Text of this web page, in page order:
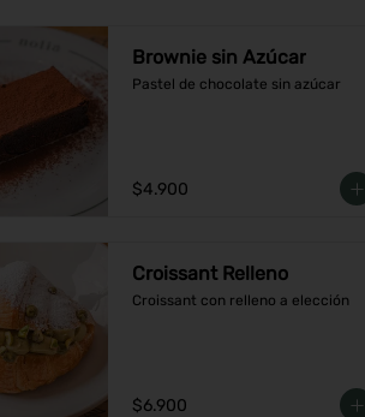
Brownie sin Azúcar
Pastel de chocolate sin azúcar
$4.900
Croissant Relleno
Croissant con relleno a elección
$6.900